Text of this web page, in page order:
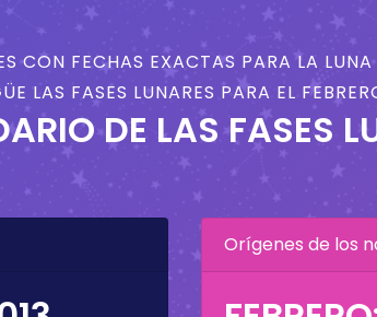
CON FECHAS EXACTAS PARA LA
LAS FASES LUNARES PARA EL
DE LAS FASES
Orígenes de los